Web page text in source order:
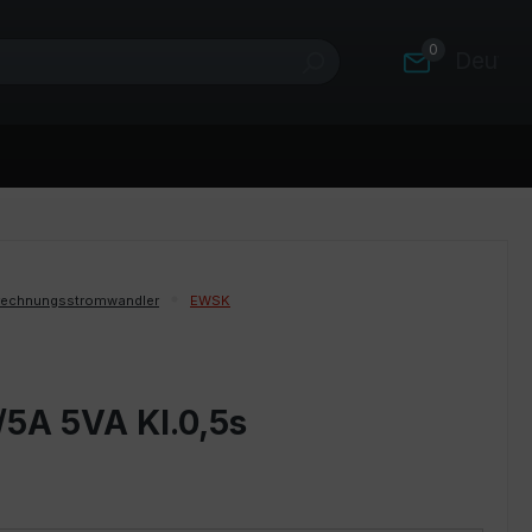
0
EWSK
5A 5VA Kl.0,5s